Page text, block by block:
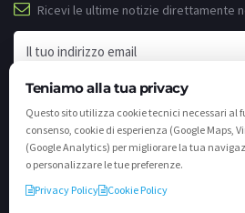
Teniamo alla tua privacy
Questo sito utilizza cookie tecnici necessari al
consenso, cookie di esperienza (Google Maps,
(Google Analytics) per migliorare la tua
o personalizzare le tue preferenze.
Privacy Policy
Cookie Policy
Ricevi le ultime notizie direttamente